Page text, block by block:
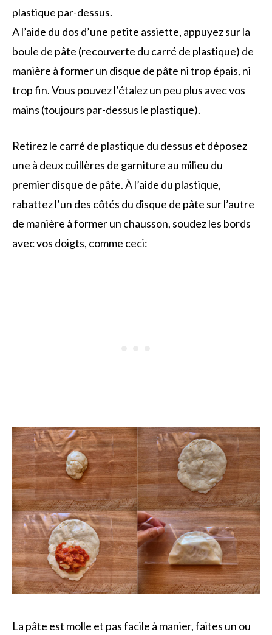
plastique par-dessus.
A l’aide du dos d’une petite assiette, appuyez sur la
boule de pâte (recouverte du carré de plastique) de
manière à former un disque de pâte ni trop épais, ni
trop fin. Vous pouvez l’étalez un peu plus avec vos
mains (toujours par-dessus le plastique).
Retirez le carré de plastique du dessus et déposez
une à deux cuillères de garniture au milieu du
premier disque de pâte. À l’aide du plastique,
rabattez l’un des côtés du disque de pâte sur l’autre
de manière à former un chausson, soudez les bords
avec vos doigts, comme ceci:
La pâte est molle et pas facile à manier, faites un ou